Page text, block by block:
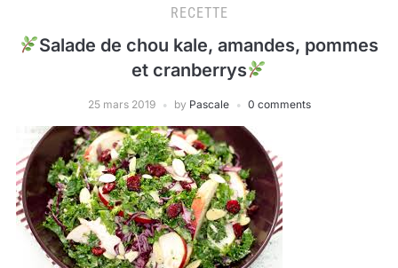
RECETTE
Salade de chou kale, amandes, pommes
et cranberrys
25 mars 2019 by Pascale 0 comments